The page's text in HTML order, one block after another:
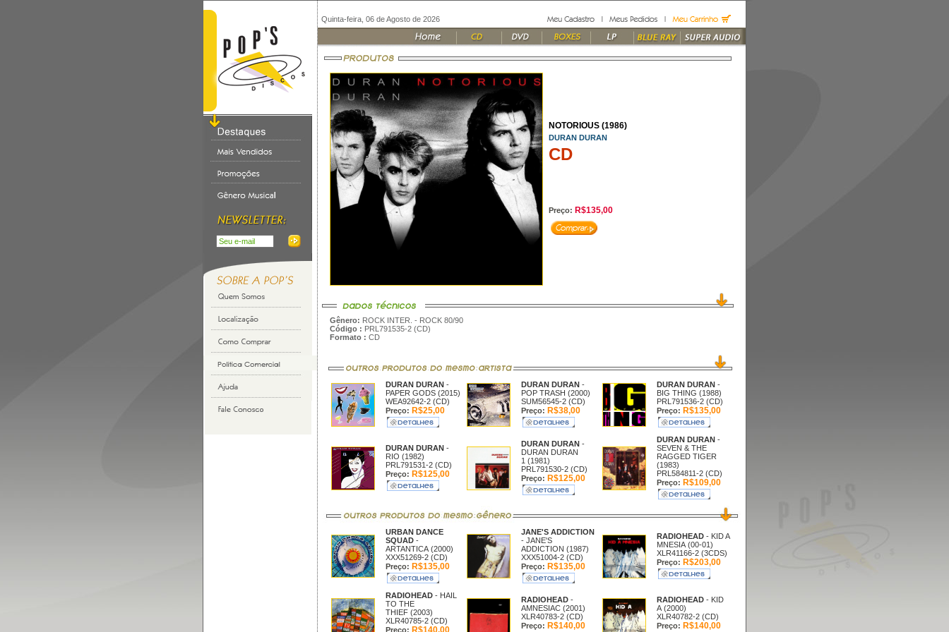
Quinta-feira, 06 de Agosto de 2026
NOTORIOUS (1986)
DURAN DURAN
CD
Preço: R$135,00
Gênero: ROCK INTER. - ROCK 80/90
Código : PRL791535-2 (CD)
Formato : CD
DURAN DURAN -
PAPER GODS (2015)
WEA92642-2 (CD)
Preço: R$25,00
DURAN DURAN -
POP TRASH (2000)
SUM56545-2 (CD)
Preço: R$38,00
DURAN DURAN -
BIG THING (1988)
PRL791536-2 (CD)
Preço: R$135,00
DURAN DURAN -
RIO (1982)
PRL791531-2 (CD)
Preço: R$125,00
DURAN DURAN -
DURAN DURAN
1 (1981)
PRL791530-2 (CD)
Preço: R$125,00
DURAN DURAN -
SEVEN & THE
RAGGED TIGER
(1983)
PRL584811-2 (CD)
Preço: R$109,00
URBAN DANCE
SQUAD -
ARTANTICA (2000)
XXX51269-2 (CD)
Preço: R$135,00
JANE'S ADDICTION
- JANE'S
ADDICTION (1987)
XXX51004-2 (CD)
Preço: R$135,00
RADIOHEAD - KID A
MNESIA (00-01)
XLR41166-2 (3CDS)
Preço: R$203,00
RADIOHEAD - HAIL
TO THE
THIEF (2003)
XLR40785-2 (CD)
Preço: R$140,00
RADIOHEAD -
AMNESIAC (2001)
XLR40783-2 (CD)
Preço: R$140,00
RADIOHEAD - KID
A (2000)
XLR40782-2 (CD)
Preço: R$140,00